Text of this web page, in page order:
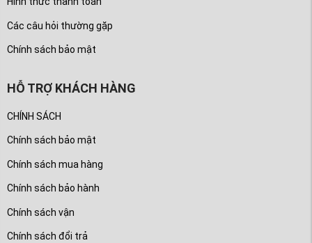
Các câu hỏi thường gặp
Chính sách bảo mật
HỖ TRỢ KHÁCH HÀNG
CHÍNH SÁCH
Chính sách bảo mật
Chính sách mua hàng
Chính sách bảo hành
Chính sách vận
Chính sách đổi trả